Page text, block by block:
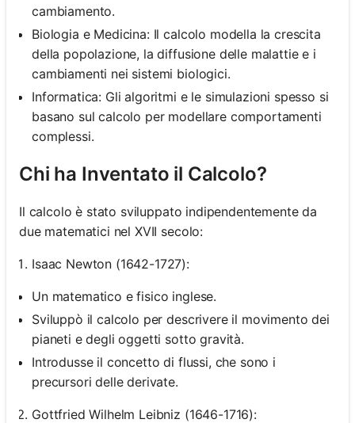
cambiamento.
Biologia e Medicina: Il calcolo modella la crescita
della popolazione, la diffusione delle malattie e i
cambiamenti nei sistemi biologici.
Informatica: Gli algoritmi e le simulazioni spesso si
basano sul calcolo per modellare comportamenti
complessi.
Chi ha Inventato il Calcolo?
Il calcolo è stato sviluppato indipendentemente da
due matematici nel XVII secolo:
Isaac Newton (1642-1727):
Un matematico e fisico inglese.
Sviluppò il calcolo per descrivere il movimento dei
pianeti e degli oggetti sotto gravità.
Introdusse il concetto di flussi, che sono i
precursori delle derivate.
Gottfried Wilhelm Leibniz (1646-1716):